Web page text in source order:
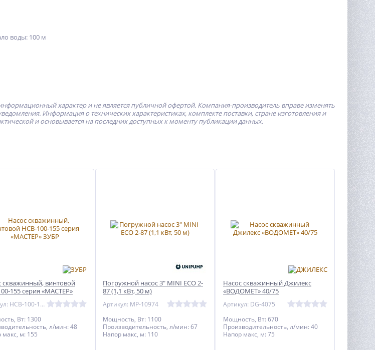
воды: 100 м
характер и не является публичной офертой. Компания-производитель вправе изменять
Информация о технических характеристиках, комплекте поставки, стране изготовления и
и основывается на последних доступных к моменту публикации данных.
скважинный, винтовой
155 серия «МАСТЕР»
Артикул: НСВ-100-155
Вт: 1300
л/мин: 48
макс, м: 155
Погружной насос 3" MINI ECO 2-
87 (1,1 кВт, 50 м)
Артикул: MP-10974
Мощность, Вт: 1100
Производительность, л/мин: 67
Напор макс, м: 110
Насос скважинный Джилекс
«ВОДОМЕТ» 40/75
Артикул: DG-4075
Мощность, Вт: 670
Производительность, л/мин: 40
Напор макс, м: 75